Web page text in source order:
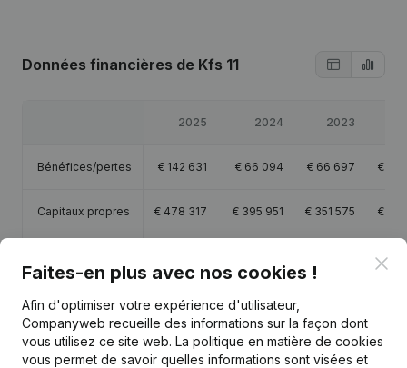
Données financières de Kfs 11
2025 2024 2023
Bénéfices/pertes € 142 631 € 66 094 € 66 697 €
Capitaux propres € 478 317 € 395 951 € 351 575 €
€
Personnel 7,5 7
Faites-en plus avec nos cookies !
Afin d'optimiser votre expérience d'utilisateur,
Companyweb recueille des informations sur la façon dont
vous utilisez ce site web. La politique en matière de cookies
vous permet de savoir quelles informations sont visées et